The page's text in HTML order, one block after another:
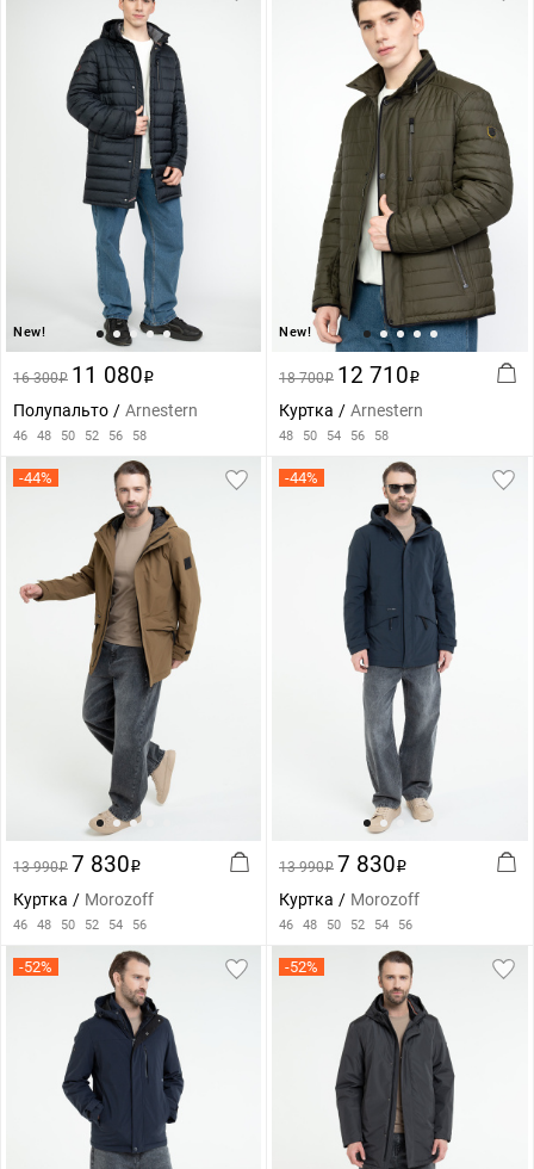
New!
16 300i 11 080i
Полупальто Arnestern
46 48 50 52 56 58
New!
18 700i 12 710i
Куртка Arnestern
48 50 54 56 58
-44%
13 990i 7 830i
Куртка Morozoff
46 48 50 52 54 56
-44%
13 990i 7 830i
Куртка Morozoff
46 48 50 52 54 56
-52% -52%